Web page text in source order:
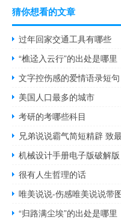
猜你想看的文章
过年回家交通工具有哪些
“樵迳入云行”的出处是哪里
文字控伤感的爱情语录短句
美国人口最多的城市
考研的考哪些科目
兄弟说说霸气简短精辟 致
很有人生哲理的话
唯美说说-伤感唯美说说带
“归路满尘埃”的出处是哪里